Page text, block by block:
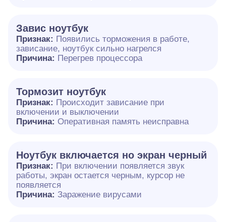
Завис ноутбук
Признак: Появились торможения в работе,
зависание, ноутбук сильно нагрелся
Причина: Перегрев процессора
Тормозит ноутбук
Признак: Происходит зависание при
включении и выключении
Причина: Оперативная память неисправна
Ноутбук включается но экран черный
Признак: При включении появляется звук
работы, экран остается черным, курсор не
появляется
Причина: Заражение вирусами